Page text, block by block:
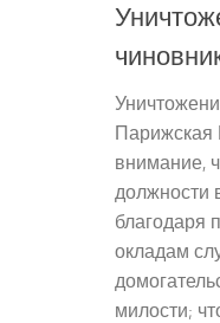
Парижская
внимание,
должности
благодаря
окладам
милости;